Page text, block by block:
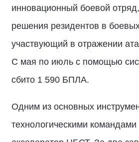
инновационный боевой
решения резидентов в
участвующий в отражении
С мая по июль с помощью
сбито 1 590 БПЛА.
Одним из основных
технологическими командами